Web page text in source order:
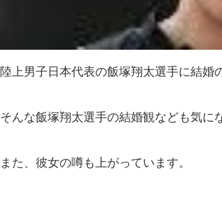
陸上男子日本代表の飯塚翔太選手に結婚
そんな飯塚翔太選手の結婚観なども気に
また、彼女の噂も上がっています。